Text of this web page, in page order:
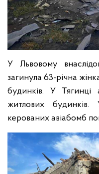
У Львовому
загинула 63-річна
будинків. У Тягинці
житлових
керованих авіабомб